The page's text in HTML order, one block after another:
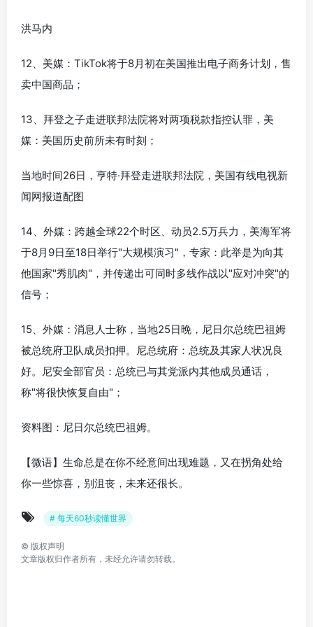
洪马内
12、美媒：TikTok将于8月初在美国推出电子商务计划，售
卖中国商品；
13、拜登之子走进联邦法院将对两项税款指控认罪，美
媒：美国历史前所未有时刻；
当地时间26日，亨特·拜登走进联邦法院，美国有线电视新
闻网报道配图
14、外媒：跨越全球22个时区、动员2.5万兵力，美海军将
于8月9日至18日举行"大规模演习"，专家：此举是为向其
他国家"秀肌肉"，并传递出可同时多线作战以"应对冲突"的
信号；
15、外媒：消息人士称，当地25日晚，尼日尔总统巴祖姆
被总统府卫队成员扣押。尼总统府：总统及其家人状况良
好。尼安全部官员：总统已与其党派内其他成员通话，
称"将很快恢复自由"；
资料图：尼日尔总统巴祖姆。
【微语】生命总是在你不经意间出现难题，又在拐角处给
你一些惊喜，别沮丧，未来还很长。
# 每天60秒读懂世界
© 版权声明
文章版权归作者所有，未经允许请勿转载。